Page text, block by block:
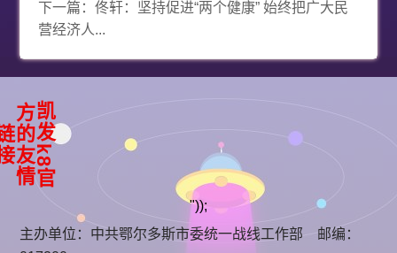
下一篇：佟轩：坚持促进“两个健康” 始终把广大民
营经济人...
凯
k
8
官
方
友
情
"));
主办单位：中共鄂尔多斯市委统一战线工作部 邮编：